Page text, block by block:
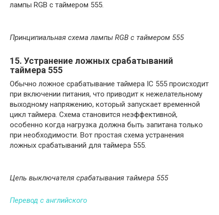
лампы RGB с таймером 555.
Принципиальная схема лампы RGB с таймером 555
15. Устранение ложных срабатываний
таймера 555
Обычно ложное срабатывание таймера IC 555 происходит
при включении питания, что приводит к нежелательному
выходному напряжению, который запускает временной
цикл таймера. Схема становится неэффективной,
особенно когда нагрузка должна быть запитана только
при необходимости. Вот простая схема устранения
ложных срабатываний для таймера 555.
Цепь выключателя срабатывания таймера 555
Перевод с английского